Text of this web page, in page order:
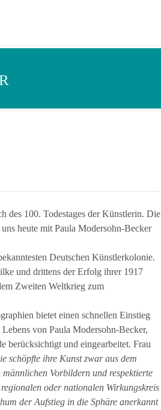
des 100. Todestages der Künstlerin. Die
heute mit Paula Modersohn-Becker
Deutschen Künstlerkolonie.
und drittens der Erfolg ihrer 1917
Zweiten Weltkrieg zum
bietet einen schnellen Einstieg
von Paula Modersohn-Becker,
berücksichtigt und eingearbeitet. Frau
schöpfte ihre Kunst zwar aus dem
Vorbildern und respektierte
oder nationalen Wirkungskreis
der Aufstieg in die Sphäre anerkannt